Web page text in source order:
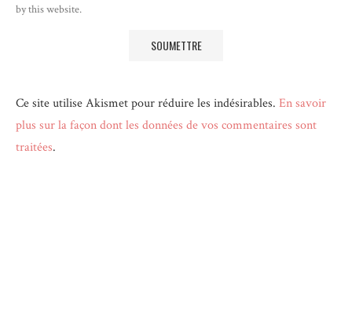
by this website.
Ce site utilise Akismet pour réduire les indésirables. En savoir
plus sur la façon dont les données de vos commentaires sont
traitées.